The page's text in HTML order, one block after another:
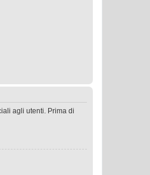
agli utenti. Prima di